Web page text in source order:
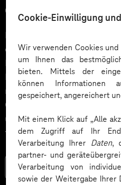
Cookie-Einwilligung
Wir verwenden Cookies
um Ihnen das
bieten. Mittels der
können Informationen
gespeichert, angereichert
Mit einem Klick auf „Alle
dem Zugriff auf Ihr
Verarbeitung Ihrer Daten,
partner- und
Verarbeitung von
sowie der Weitergabe Ihrer
entlang der
KI‑Agenten im HR sind mehr
orchestrieren Prozesse
Employee Journey und
Impact. Der Beitrag zeigt
relevante KPIs für den
Governance‑Leitplanken zu
und liefert ein praxisnahes
für HR‑Entscheider*innen.
Mehr lesen